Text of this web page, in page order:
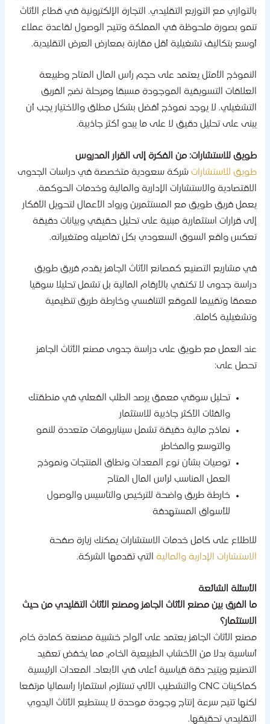
مع التوزيع التقليدي. التجارة الإلكترونية في قطاع الأثاث
بصورة ملحوظة في المملكة وتتيح الوصول لقاعدة عملاء
بتكاليف تشغيلية أقل مقارنة بمعارض العرض التقليدية.
الأمثل يعتمد على حجم رأس المال المتاح وطبيعة
التسويقية الموجودة مسبقا ومرحلة نضج الفريق
لا يوجد نموذج أفضل بشكل مطلق والاختيار يجب أن
على تحليل دقيق لا على ما يبدو أكثر جاذبية.
للاستشارات: من الفكرة إلى القرار المدروس
للاستشاراتشركة سعودية متخصصة في دراسات الجدوى
والاستشارات الإدارية والمالية وخدمات الحوكمة.
فريق طويق مع المستثمرين ورواد الأعمال لتحويل الأفكار
قرارات استثمارية مبنية على تحليل حقيقي وبيانات دقيقة
واقع السوق السعودي بكل تفاصيله ومتغيراته.
مشاريع التصنيع كمصانع الأثاث الجاهز يقدم فريق طويق
جدوى لا تكتفي بالأرقام المالية بل تشمل تحليلا سوقيا
وتقييما للموقع التنافسي وخارطة طريق تنظيمية
كاملة.
العمل مع طويق على دراسة جدوى مصنع الأثاث الجاهز
على:
تحليل سوقي معمق يرصد الطلب الفعلي في منطقتك
والفئات الأكثر جاذبية للاستثمار
نماذج مالية دقيقة تشمل سيناريوهات متعددة للنمو
والتوسع والمخاطر
توصيات بشأن نوع المعدات ونطاق المنتجات ونموذج
العمل المناسب لرأس المال المتاح
خارطة طريق واضحة للترخيص والتأسيس والوصول
للأسواق المستهدفة
على كامل خدمات الاستشارات يمكنك زيارة صفحة
الإدارية والماليةالتي تقدمها الشركة.
الشائعة
الفرق بين مصنع الأثاث الجاهز ومصنع الأثاث التقليدي من حيث
الأثاث الجاهز يعتمد على ألواح خشبية مصنعة كمادة خام
بدلا من الأخشاب الطبيعية الخام، مما يخفض تعقيد
ويتيح دقة قياسية أعلى في الأبعاد. المعدات الرئيسية
كماكينات CNC والتشطيب الآلي تستلزم استثمارا رأسماليا مرتفعا
تتيح سرعة إنتاج وجودة موحدة لا يستطيع الأثاث اليدوي
تحقيقها.